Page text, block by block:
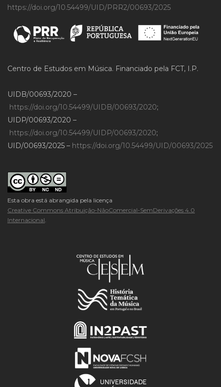
https://doi.org/10.54499/UID/PRR2/00693/2025
Centro de Estudos em Música. Financiado pela FCT, I.P.
UIDB/00693/2020 –
https://doi.org/10.54499/UIDB/00693/2020;
UIDP/00693/2020 –
https://doi.org/10.54499/UIDP/00693/2020;
UID/00693/2025 – https://doi.org/10.54499/UID/00693/2025
Esta obra está abrangida pela licença
Creative Commons Atribuição-NãoComercial-SemDerivações 4.0
Internacional.